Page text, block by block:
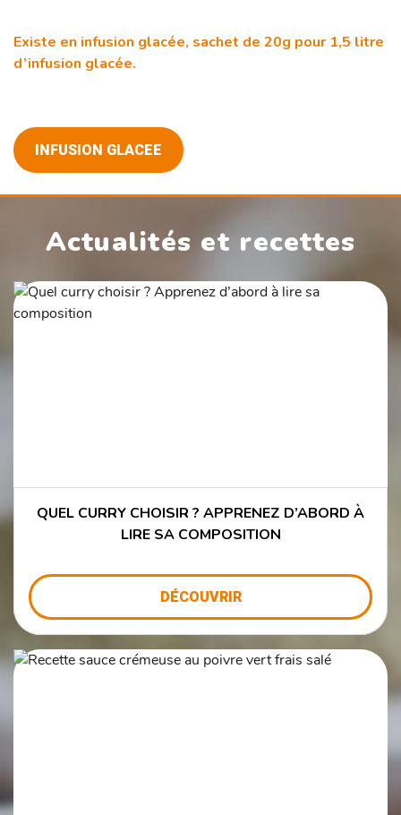
Existe en infusion glacée, sachet de 20g pour 1,5 litre
d’infusion glacée.
INFUSION GLACEE
Actualités et recettes
QUEL CURRY CHOISIR ? APPRENEZ D’ABORD À
LIRE SA COMPOSITION
DÉCOUVRIR